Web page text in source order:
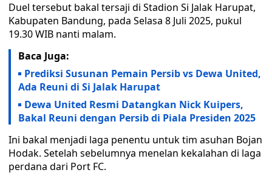
Duel tersebut bakal tersaji di Stadion Si Jalak Harupat,
Kabupaten Bandung, pada Selasa 8 Juli 2025, pukul
19.30 WIB nanti malam.
Baca Juga:
Prediksi Susunan Pemain Persib vs Dewa United,
Ada Reuni di Si Jalak Harupat
Dewa United Resmi Datangkan Nick Kuipers,
Bakal Reuni dengan Persib di Piala Presiden 2025
Ini bakal menjadi laga penentu untuk tim asuhan Bojan
Hodak. Setelah sebelumnya menelan kekalahan di laga
perdana dari Port FC.